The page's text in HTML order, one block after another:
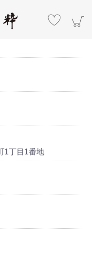
1丁目1番地